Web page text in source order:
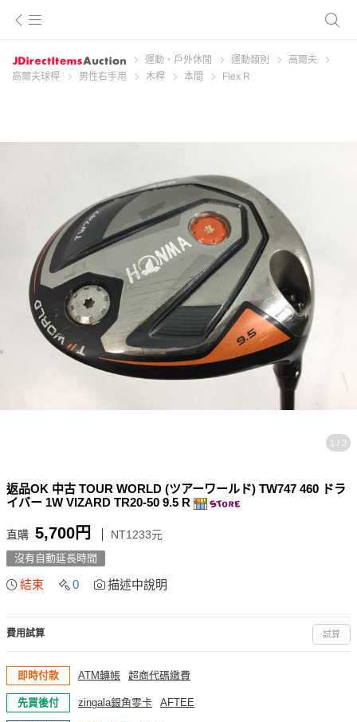
運動、戶外休閒 運動類別
高爾夫
高爾夫球桿
男性右手用 木桿 本間 Flex R
1 / 3
返品OK 中古 TOUR WORLD (ツアーワールド) TW747 460 ドラ
イバー 1W VIZARD TR20-50 9.5 R
直購 5,700円 NT1233元
沒有自動延長時間
結束 0 描述中說明
費用試算 試算
即時付款 ATM轉帳 超商代碼繳費
先買後付 zingala銀角零卡 AFTEE